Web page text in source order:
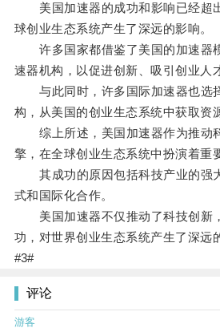
美国加速器的成功和影响已经超
球创业生态系统产生了深远的影响。
许多国家都借鉴了美国的加速器
速器机构，以促进创新、吸引创业人
与此同时，许多国际加速器也选
构，从美国的创业生态系统中获取资
综上所述，美国加速器作为推动
擎，在全球创业生态系统中扮演着重
其成功的原因包括科技产业的强
式和国际化合作。
美国加速器不仅推动了科技创新
功，对世界创业生态系统产生了深远
#3#
评论
游客